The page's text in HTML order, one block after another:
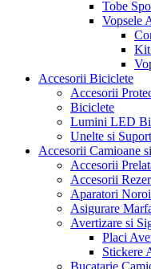
Tobe
Vopsele
Kit
Accesorii Biciclete
Accesorii
Biciclete
Lumini LED
Unelte si
Accesorii Camioane
Accesorii
Accesorii
Aparatori
Asigurare
Avertizare si
Placi
Stickere
Bucatarie